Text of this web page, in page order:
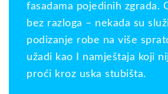
fasadama pojedinih zgrada.
bez razloga – nekada su
podizanje robe na više
užadi kao I namještaja koji
proći kroz uska stubišta.